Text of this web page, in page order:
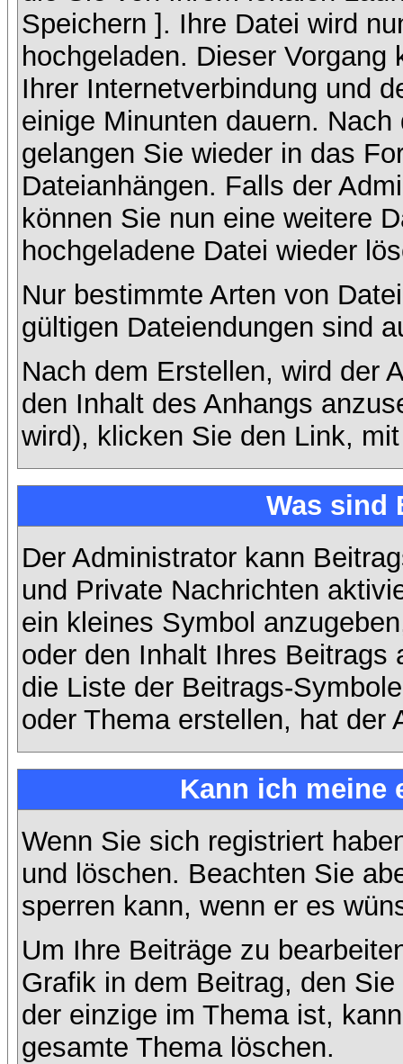
Speichern ]. Ihre Datei wird
hochgeladen. Dieser
Ihrer Internetverbindung und
einige Minunten dauern.
gelangen Sie wieder in das
Dateianhängen. Falls der
können Sie nun eine weitere
hochgeladene Datei wieder
Nur bestimmte Arten von
gültigen Dateiendungen sind
Nach dem Erstellen, wird der
den Inhalt des Anhangs
wird), klicken Sie den Link,
Was sind
Der Administrator kann
und Private Nachrichten
ein kleines Symbol
oder den Inhalt Ihres
die Liste der Beitrags-
oder Thema erstellen, hat der
Kann ich meine
Wenn Sie sich registriert
und löschen. Beachten Sie
sperren kann, wenn er es
Um Ihre Beiträge zu
Grafik in dem Beitrag, den
der einzige im Thema ist,
gesamte Thema löschen.